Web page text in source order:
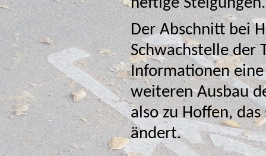
Der Abschnitt bei
Schwachstelle der Tour,
Informationen
weiteren Ausbau der Strecke vorran zu bringen. Es bleibt
also zu Hoffen, das
ändert.